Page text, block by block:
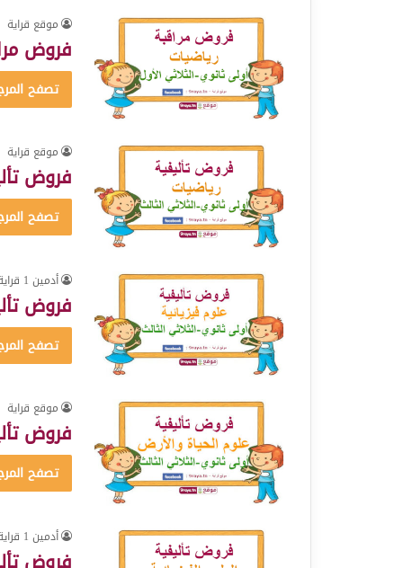
موقع قراية
فروض
تصفح
موقع قراية
فروض
تصفح
أدمين 1 قراية
فروض
تصفح
موقع قراية
فروض
تصفح
أدمين 1 قراية